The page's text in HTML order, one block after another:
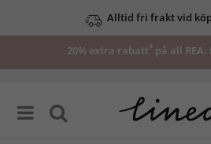
Alltid fri frakt vid
20% extra rabatt*på all REA.